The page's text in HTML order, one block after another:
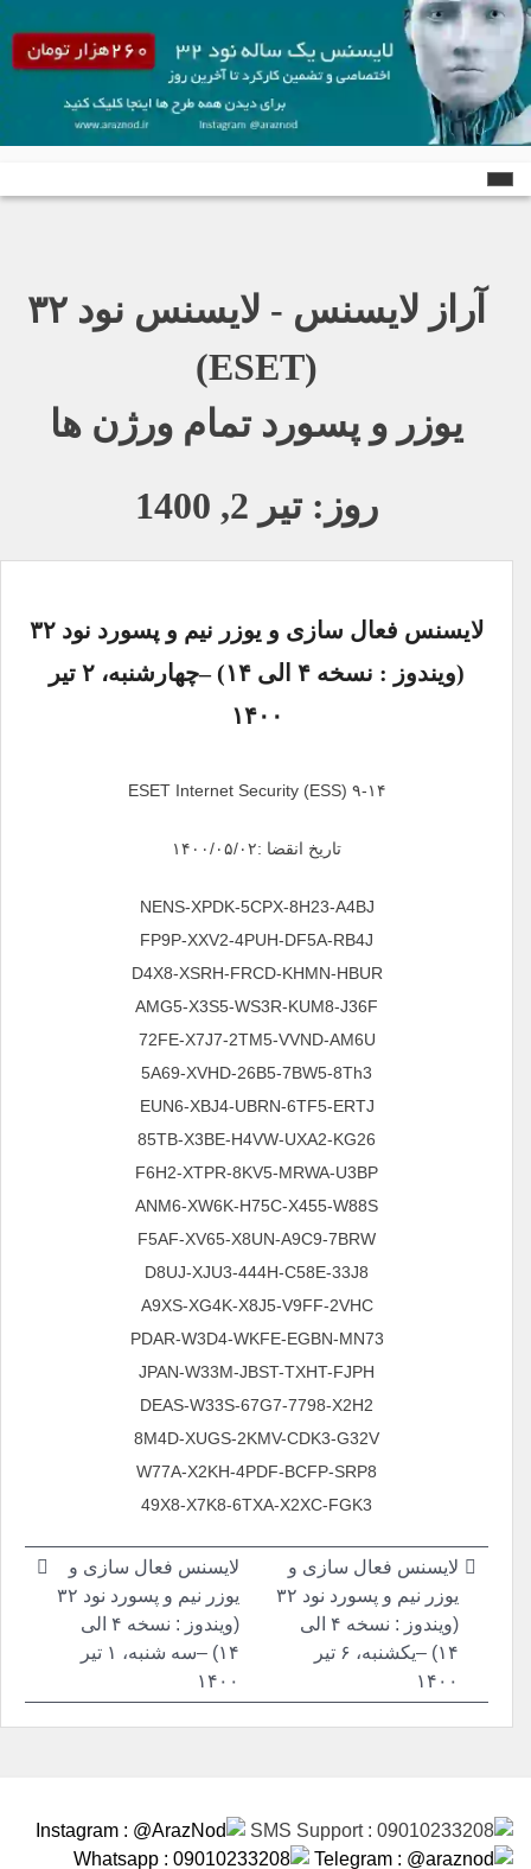
آراز لایسنس - لایسنس نود ٣٢
(ESET)
یوزر و پسورد تمام ورژن ها
روز: تیر 2, 1400
لایسنس فعال سازی و یوزر نیم و پسورد نود ۳۲
(ویندوز : نسخه ۴ الی ۱۴) –چهارشنبه، ۲ تیر
۱۴۰۰
ESET Internet Security (ESS) ۹-۱۴
تاریخ انقضا :۱۴۰۰/۰۵/۰۲
NENS-XPDK-5CPX-8H23-A4BJ
FP9P-XXV2-4PUH-DF5A-RB4J
D4X8-XSRH-FRCD-KHMN-HBUR
AMG5-X3S5-WS3R-KUM8-J36F
72FE-X7J7-2TM5-VVND-AM6U
5A69-XVHD-26B5-7BW5-8Th3
EUN6-XBJ4-UBRN-6TF5-ERTJ
85ТВ-X3BE-H4VW-UXA2-KG26
F6H2-XTPR-8KV5-MRWA-U3BP
ANM6-XW6K-H75C-X455-W88S
F5AF-XV65-X8UN-A9C9-7BRW
D8UJ-XJU3-444H-C58E-33J8
A9XS-XG4K-X8J5-V9FF-2VHC
PDAR-W3D4-WKFE-EGBN-MN73
JPAN-W33M-JBST-TXHT-FJPH
DEAS-W33S-67G7-7798-X2H2
8M4D-XUGS-2KMV-CDK3-G32V
W77A-X2KH-4PDF-BCFP-SRP8
49X8-X7K8-6TXA-X2XC-FGK3
راهبری
نوشته
لایسنس فعال سازی و
یوزر نیم و پسورد نود ۳۲
(ویندوز : نسخه ۴ الی
۱۴) –سه شنبه، ۱ تیر
۱۴۰۰
لایسنس فعال سازی و
یوزر نیم و پسورد نود ۳۲
(ویندوز : نسخه ۴ الی
۱۴) –یکشنبه، ۶ تیر
۱۴۰۰